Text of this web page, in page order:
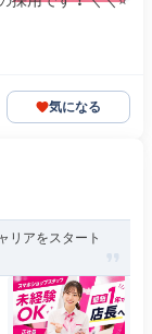
気になる
リアをスタート